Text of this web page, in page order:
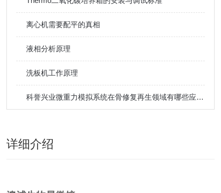
离心机需要配平的真相
液相分析原理
洗板机工作原理
科誉兴业微重力模拟系统在骨修复再生领域有哪些应用？
详细介绍